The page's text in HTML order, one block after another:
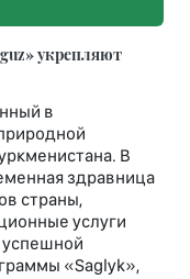
укрепляют
в
В
здравница
страны,
услуги
успешной
«Saglyk»,